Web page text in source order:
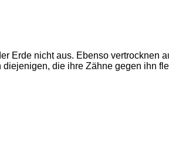
Erde nicht aus. Ebenso vertrocknen
die ihre Zähne gegen ihn